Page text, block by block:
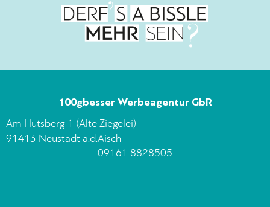
100gbesser Werbeagentur GbR
Am Hutsberg 1 (Alte Ziegelei)
91413 Neustadt a.d.Aisch
09161 8828505